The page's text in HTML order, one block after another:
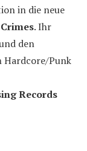
in die neue
. Ihr
den
Hardcore/Punk
Records